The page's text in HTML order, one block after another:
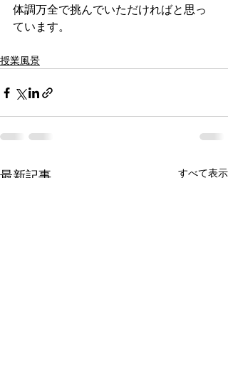
体調万全で挑んでいただければと思っ
ています。
授業風景
最新記事 すべて表示